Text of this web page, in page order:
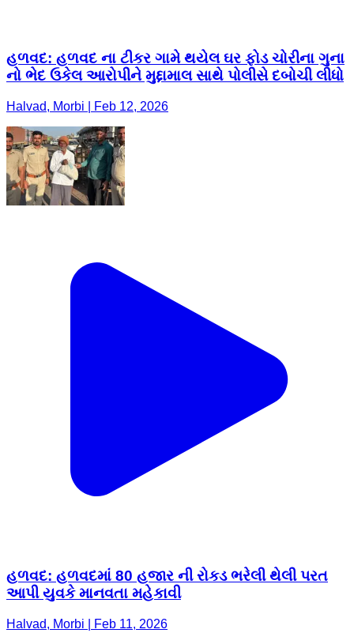
હળવદ: હળવદ ના ટીકર ગામે થયેલ ઘર ફોડ ચોરીના ગુના
નો ભેદ ઉકેલ આરોપીને મુદ્દામાલ સાથે પોલીસે દબોચી લીધો
Halvad, Morbi | Feb 12, 2026
હળવદ: હળવદમાં 80 હજાર ની રોકડ ભરેલી થેલી પરત
આપી યુવકે માનવતા મહેકાવી
Halvad, Morbi | Feb 11, 2026